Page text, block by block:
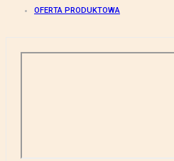
OFERTA PRODUKTOWA